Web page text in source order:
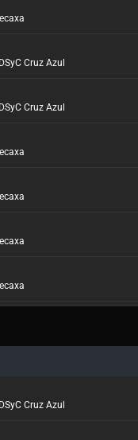
Cruz Azul
Cruz Azul
Cruz Azul